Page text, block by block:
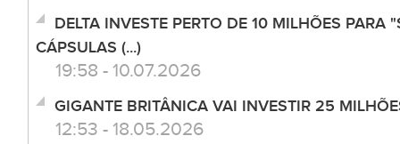
DELTA INVESTE PERTO DE 10 MILHÕES PARA
CÁPSULAS (...)
19:58 - 10.07.2026
GIGANTE BRITÂNICA VAI INVESTIR 25
12:53 - 18.05.2026